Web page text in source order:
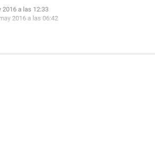
2016 a las 12:33
2016 a las 06:42